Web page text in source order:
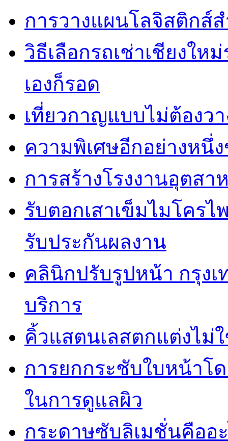
การวางแผนโลจิสติกส์
วิธีเลือกรถเช่าเชียงให
เองก็รอด
เที่ยวกาญแบบไม่ต้องว
ความพิเศษอีกอย่างหนึ่
การสร้างโรงงานอุตสา
รับตอกเสาเข็มไมโคร
รับประกันผลงาน
คลินิกปรับรูปหน้า กรุง
บริการ
คิ้วแสตนเลสตกแต่งไม่
การยกกระชับใบหน้าโ
ในการดูแลผิว
กระดาษซับลิเมชั่นคืออ